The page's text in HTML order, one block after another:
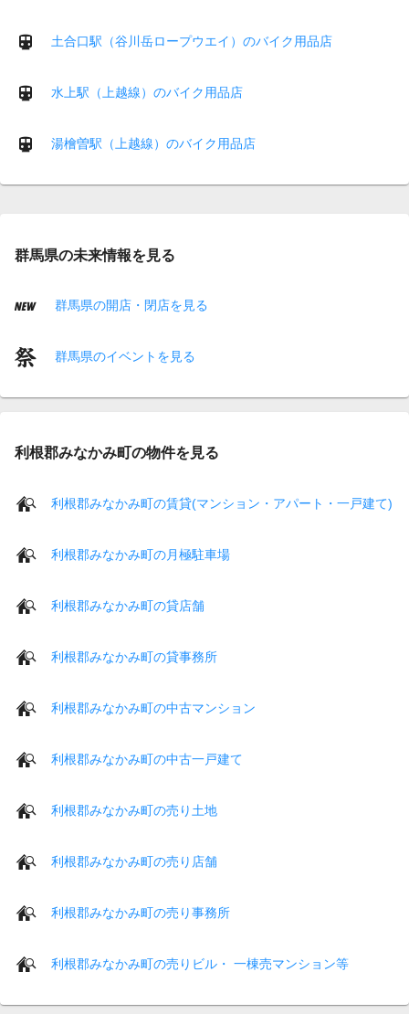
土合口駅（谷川岳ロープウエイ）のバイク用品店
水上駅（上越線）のバイク用品店
湯檜曽駅（上越線）のバイク用品店
群馬県の未来情報を見る
群馬県の開店・閉店を見る
群馬県のイベントを見る
利根郡みなかみ町の物件を見る
利根郡みなかみ町の賃貸(マンション・アパート・一戸建て)
利根郡みなかみ町の月極駐車場
利根郡みなかみ町の貸店舗
利根郡みなかみ町の貸事務所
利根郡みなかみ町の中古マンション
利根郡みなかみ町の中古一戸建て
利根郡みなかみ町の売り土地
利根郡みなかみ町の売り店舗
利根郡みなかみ町の売り事務所
利根郡みなかみ町の売りビル・ 一棟売マンション等